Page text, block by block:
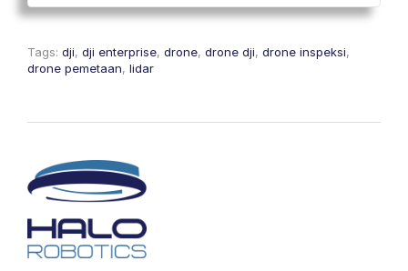
Tags: dji, dji enterprise, drone, drone dji, drone inspeksi,
drone pemetaan, lidar